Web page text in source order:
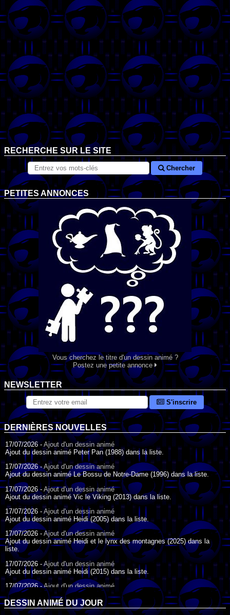
RECHERCHE SUR LE SITE
Chercher
PETITES ANNONCES
Vous cherchez le titre d'un dessin animé ?
Postez une petite annonce
NEWSLETTER
S'inscrire
DERNIÈRES NOUVELLES
17/07/2026 - Ajout d'un dessin animé
Ajout du dessin animé Peter Pan (1988) dans la liste.
17/07/2026 -Ajout d'un dessin animé
Ajout du dessin animé Le Bossu de Notre-Dame (1996) dans la liste.
17/07/2026 - Ajout d'un dessin animé
Ajout du dessin animé Vic le Viking (2013) dans la liste.
17/07/2026 - Ajout d'un dessin animé
Ajout du dessin animé Heidi (2005) dans la liste.
17/07/2026 - Ajout d'un dessin animé
Ajout du dessin animé Heidi et le lynx des montagnes (2025) dans la
liste.
17/07/2026 -Ajout d'un dessin animé
Ajout du dessin animé Heidi (2015) dans la liste.
17/07/2026 -Ajout d'un dessin animé
Ajout du dessin animé Heidi (1995) dans la liste.
09/07/2026 -Ajout d'un dessin animé
DESSIN ANIMÉ DU JOUR